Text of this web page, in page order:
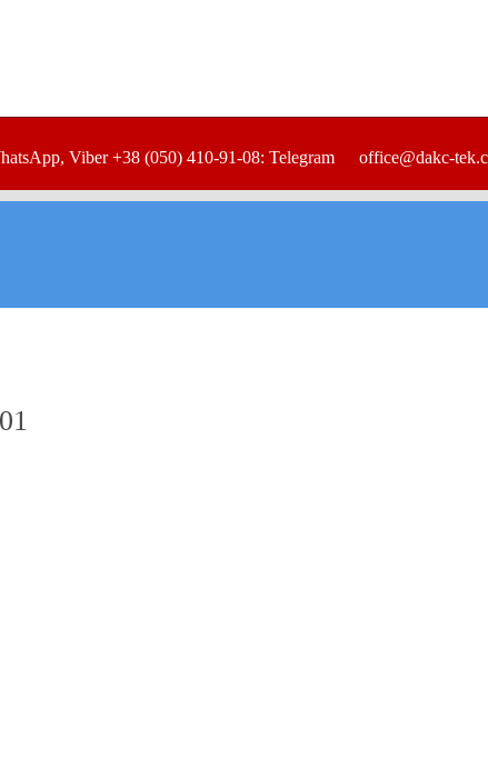
Viber +38 (050) 410-91-08: Telegram office@dakc-